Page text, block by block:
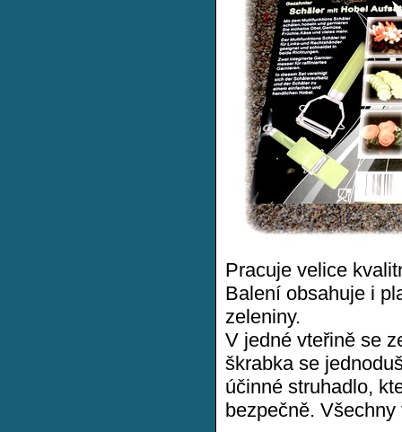
Pracuje velice
Balení obsahuje i
zeleniny.
V jedné vteřině se
škrabka se
účinné struhadlo,
bezpečně.